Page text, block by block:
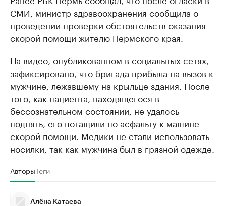
СМИ, министр здравоохранения сообщила о
проведении проверки обстоятельств оказания
скорой помощи жителю Пермского края.
На видео, опубликованном в социальных сетях,
зафиксировано, что бригада прибыла на вызов к
мужчине, лежавшему на крыльце здания. После
того, как пациента, находящегося в
бессознательном состоянии, не удалось
поднять, его потащили по асфальту к машине
скорой помощи. Медики не стали использовать
носилки, так как мужчина был в грязной одежде.
АвторыТеги
Алёна Катаева